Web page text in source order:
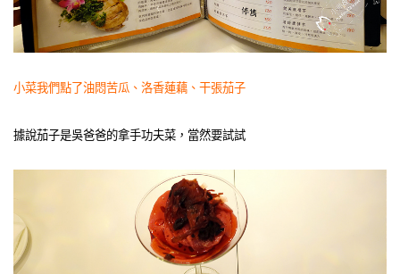
小菜我們點了油悶苦瓜、洛香蓮藕、干張茄子
據說茄子是吳爸爸的拿手功夫菜，當然要試試